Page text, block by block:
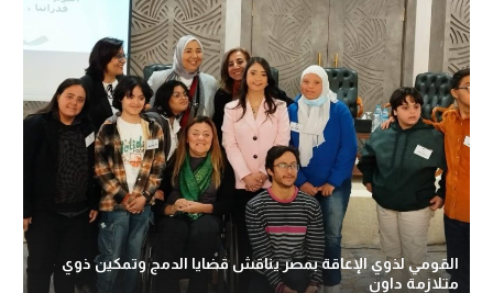
القومي لذوي الإعاقة بمصر يناقش قضايا الدمج وتمكين ذوي
متلازمة داون